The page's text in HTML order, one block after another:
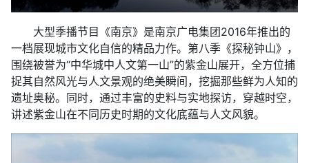
大型季播节目《南京》是南京广电集团2016年推出的
一档展现城市文化自信的精品力作。第八季《探秘钟山》，
围绕被誉为“中华城中人文第一山”的紫金山展开，全方位捕
捉其自然风光与人文景观的绝美瞬间，挖掘那些鲜为人知的
遗址奥秘。同时，通过丰富的史料与实地探访，穿越时空，
讲述紫金山在不同历史时期的文化底蕴与人文风貌。